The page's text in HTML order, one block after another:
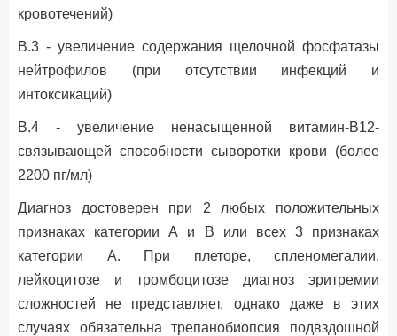
кровотечений)
B.3 - увеличение содержания щелочной фосфатазы
нейтрофилов (при отсутствии инфекций и
интоксикаций)
B.4 - увеличение ненасыщенной витамин-В12-
связывающей способности сыворотки крови (более
2200 пг/мл)
Диагноз достоверен при 2 любых положительных
признаках категории А и В или всех 3 признаках
категории А. При плеторе, спленомегалии,
лейкоцитозе и тромбоцитозе диагноз эритремии
сложностей не представляет, однако даже в этих
случаях обязательна трепанобиопсия подвздошной